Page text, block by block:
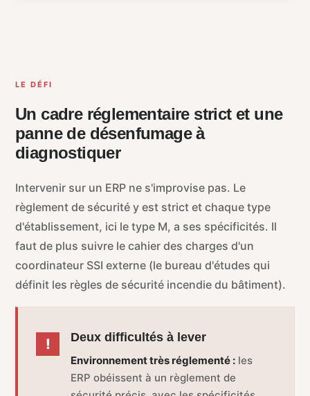
LE DÉFI
Un cadre réglementaire strict et une
panne de désenfumage à
diagnostiquer
Intervenir sur un ERP ne s'improvise pas. Le
règlement de sécurité y est strict et chaque type
d'établissement, ici le type M, a ses spécificités. Il
faut de plus suivre le cahier des charges d'un
coordinateur SSI externe (le bureau d'études qui
définit les règles de sécurité incendie du bâtiment).
Deux difficultés à lever
Environnement très réglementé : les
ERP obéissent à un règlement de